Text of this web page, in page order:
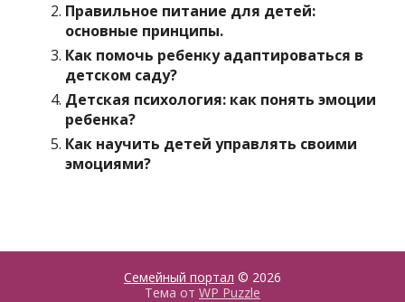
Правильное питание для детей:
основные принципы.
Как помочь ребенку адаптироваться в
детском саду?
Детская психология: как понять эмоции
ребенка?
Как научить детей управлять своими
эмоциями?
Семейный портал © 2026
Тема от WP Puzzle